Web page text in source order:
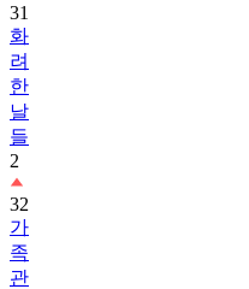
31
화
려
한
날
들
2
32
가
족
관